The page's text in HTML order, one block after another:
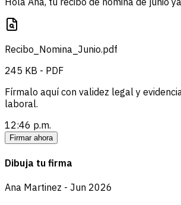
Recibo_Nomina_Junio.pdf
245 KB - PDF
Fírmalo aquí con validez legal y
laboral.
12:46 p.m.
Firmar ahora
Dibuja tu firma
Ana Martinez - Jun 2026